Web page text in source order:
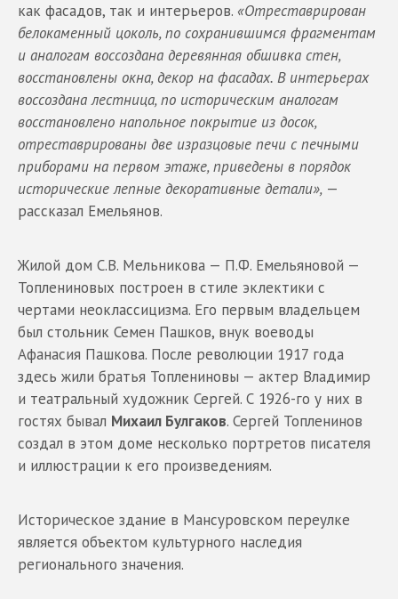
как фасадов, так и интерьеров. «Отреставрирован
белокаменный цоколь, по сохранившимся фрагментам
и аналогам воссоздана деревянная обшивка стен,
восстановлены окна, декор на фасадах. В интерьерах
воссоздана лестница, по историческим аналогам
восстановлено напольное покрытие из досок,
отреставрированы две изразцовые печи с печными
приборами на первом этаже, приведены в порядок
исторические лепные декоративные детали», —
рассказал Емельянов.
Жилой дом С.В. Мельникова — П.Ф. Емельяновой —
Топлениновых построен в стиле эклектики с
чертами неоклассицизма. Его первым владельцем
был стольник Семен Пашков, внук воеводы
Афанасия Пашкова. После революции 1917 года
здесь жили братья Топлениновы — актер Владимир
и театральный художник Сергей. С 1926-го у них в
гостях бывал Михаил Булгаков. Сергей Топленинов
создал в этом доме несколько портретов писателя
и иллюстрации к его произведениям.
Историческое здание в Мансуровском переулке
является объектом культурного наследия
регионального значения.